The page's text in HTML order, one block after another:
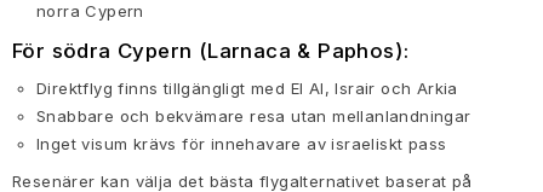
norra Cypern
För södra Cypern (Larnaca & Paphos):
Direktflyg finns tillgängligt med El Al, Israir och Arkia
Snabbare och bekvämare resa utan mellanlandningar
Inget visum krävs för innehavare av israeliskt pass
Resenärer kan välja det bästa flygalternativet baserat på